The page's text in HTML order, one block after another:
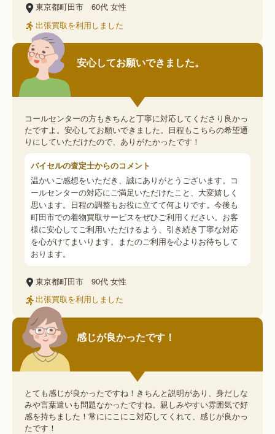
東京都町田市 60代 女性
出張買取を利用しました
安心してお願いできました。
コールセンターの方もきちんと丁寧に対応してくださり良かっ
たですよ。安心してお願いできました。日程もこちらの希望通
りにしていただけたので、ありがたかったです！
バイセルの査定士からのコメント
温かいご感想をいただき、誠にありがとうございます。コ
ールセンターの対応にご満足いただけたこと、大変嬉しく
思います。日程の調整もお役に立てて何よりです。今後も
町田市での着物買取サービスをぜひご利用ください。お客
様に安心してご利用いただけるよう、引き続き丁寧な対応
を心がけてまいります。またのご利用を心よりお待ちして
おります。
東京都町田市 90代 女性
出張買取を利用しました
感じが良かったです！
とても感じが良かったですね！きちんと説明があり、身だしな
みや言葉遣いも問題なかったですね。親しみやすい雰囲気で好
感を持ちました！常ににこにこ対応してくれて、感じが良かっ
たです！